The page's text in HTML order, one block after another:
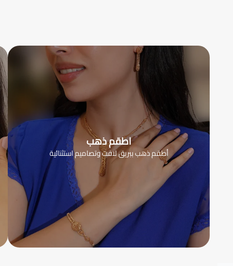
اطقم ذهب
أطقم ذهب ببريق لافت وتصاميم استثنائية